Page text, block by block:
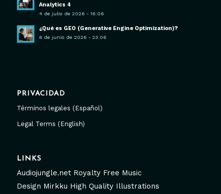
Analytics 4
4 de julio de 2026 - 16:06
¿Qué es GEO (Generative Engine Optimization)?
6 de junio de 2026 - 23:06
PRIVACIDAD
Términos legales (Español)
Legal Terms (English)
LINKS
Audiojungle.net Royalty Free Music
Design Mirkku High Quality Illustrations